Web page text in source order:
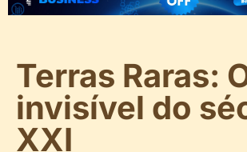
Terras Raras:
invisível do
XXI